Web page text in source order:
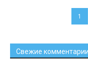
1
Свежие комментарии